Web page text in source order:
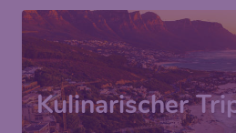
Kulinarischer